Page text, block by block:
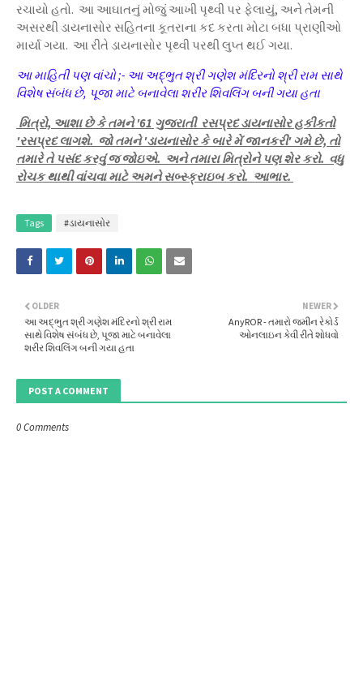
રચાયો હતો. આ આઘાતનું મોજું આખી પૃથ્વી પર ફેલાયું, અને તેમની
અસરથી ડાયનાસોર સહિતના કૂતરાના કદ કરતા મોટા બધા પ્રાણીઓ
માર્યા ગયા. આ રીતે ડાયનાસોર પૃથ્વી પરથી લુપ્ત થઈ ગયા.
આ માહિતી પણ વાંચો ;- આ અદ્ભુત શ્રી ગણેશ મંદિરનો શ્રી રામ સાથે
વિશેષ સંબંધ છે, પૂજા માટે બનાવેલા શરીર શિવલિંગ બની ગયા હતા
મિત્રો, આશા છે કે તમને '61 ગુજરાતી રસપ્રદ ડાયનાસોર હકીકતો
'રસપ્રદ લાગશે. જો તમને 'ડાયનાસોર કે બારે મેં જાનકરી' ગમે છે, તો
તમારે તે પસંદ કરવું જ જોઇએ. અને તમારા મિત્રોને પણ શેર કરો. વધુ
રોચક થાથી વાંચવા માટે અમને સબ્સ્ક્રાઇબ કરો. આભાર.
Tags #ડાયનાસોર
NEWER
AnyROR - તમારો જમીન રેકોર્ડ
ઓનલાઇન કેવી રીતે શોધવો
OLDER
આ અદ્ભુત શ્રી ગણેશ મંદિરનો શ્રી રામ
સાથે વિશેષ સંબંધ છે, પૂજા માટે બનાવેલા
શરીર શિવલિંગ બની ગયા હતા
POST A COMMENT
0 Comments